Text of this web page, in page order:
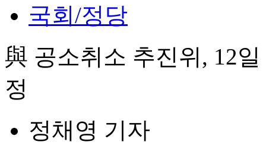
국회/정당
與 공소취소 추진위, 12
정
정채영 기자